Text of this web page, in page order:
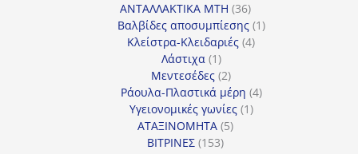
προϊόντα
ΑΝΤΑΛΛΑΚΤΙΚΑ MTH 3636
προϊόντα
Βαλβίδες αποσυμπίεσης 11
Κλείστρα-Κλειδαριές 44
Λάστιχα 11
προϊόν
Μεντεσέδες 22
προϊόντα
Ράουλα-Πλαστικά μέρη 44
Υγειονομικές γωνίες 11
ΑΤΑΞΙΝΟΜΗΤΑ 55
ΒΙΤΡΙΝΕΣ 153153